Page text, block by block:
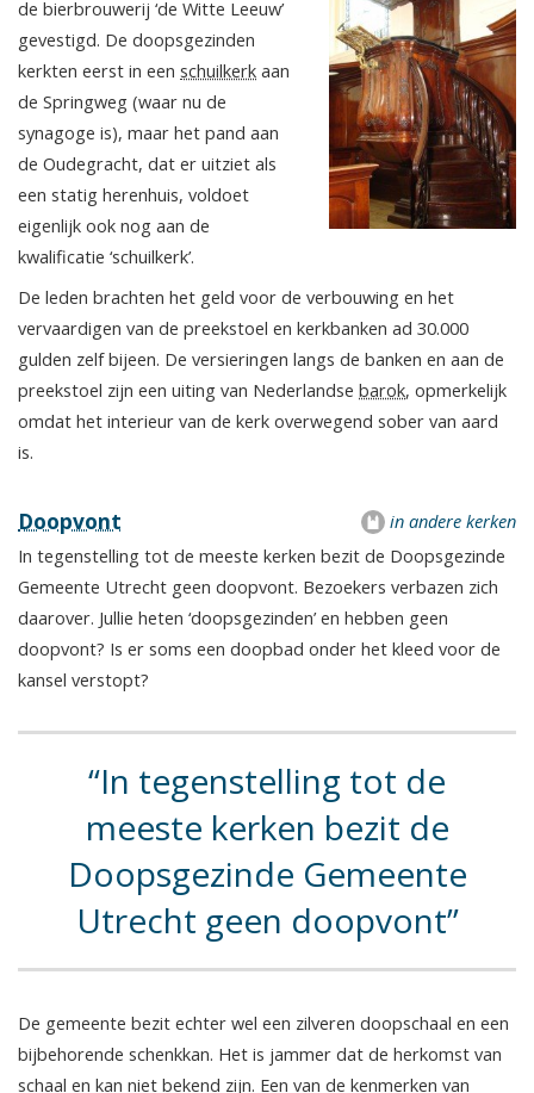
de bierbrouwerij ‘de Witte Leeuw’
gevestigd. De doopsgezinden
kerkten eerst in een schuilkerk aan
de Springweg (waar nu de
synagoge is), maar het pand aan
de Oudegracht, dat er uitziet als
een statig herenhuis, voldoet
eigenlijk ook nog aan de
kwalificatie ‘schuilkerk’.
De leden brachten het geld voor de verbouwing en het
vervaardigen van de preekstoel en kerkbanken ad 30.000
gulden zelf bijeen. De versieringen langs de banken en aan de
preekstoel zijn een uiting van Nederlandse barok, opmerkelijk
omdat het interieur van de kerk overwegend sober van aard
is.
in andere kerken
Doopvont
In tegenstelling tot de meeste kerken bezit de Doopsgezinde
Gemeente Utrecht geen doopvont. Bezoekers verbazen zich
daarover. Jullie heten ‘doopsgezinden’ en hebben geen
doopvont? Is er soms een doopbad onder het kleed voor de
kansel verstopt?
In tegenstelling tot de
meeste kerken bezit de
Doopsgezinde Gemeente
Utrecht geen doopvont
De gemeente bezit echter wel een zilveren doopschaal en een
bijbehorende schenkkan. Het is jammer dat de herkomst van
schaal en kan niet bekend zijn. Een van de kenmerken van